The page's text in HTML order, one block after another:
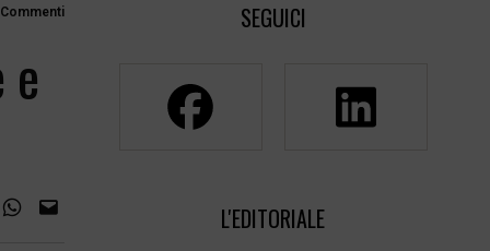
SEGUICI
L'EDITORIALE